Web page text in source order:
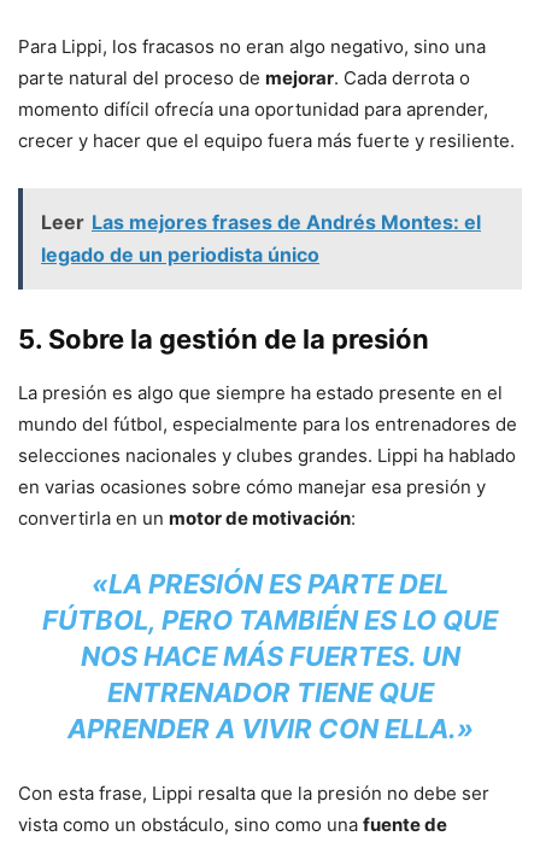
Para Lippi, los fracasos no eran algo negativo, sino una
parte natural del proceso de mejorar. Cada derrota o
momento difícil ofrecía una oportunidad para aprender,
crecer y hacer que el equipo fuera más fuerte y resiliente.
Leer Las mejores frases de Andrés Montes: el
legado de un periodista único
5. Sobre la gestión de la presión
La presión es algo que siempre ha estado presente en el
mundo del fútbol, especialmente para los entrenadores de
selecciones nacionales y clubes grandes. Lippi ha hablado
en varias ocasiones sobre cómo manejar esa presión y
convertirla en un motor de motivación:
«LA PRESIÓN ES PARTE DEL
FÚTBOL, PERO TAMBIÉN ES LO QUE
NOS HACE MÁS FUERTES. UN
ENTRENADOR TIENE QUE
APRENDER A VIVIR CON ELLA.»
Con esta frase, Lippi resalta que la presión no debe ser
vista como un obstáculo, sino como una fuente de